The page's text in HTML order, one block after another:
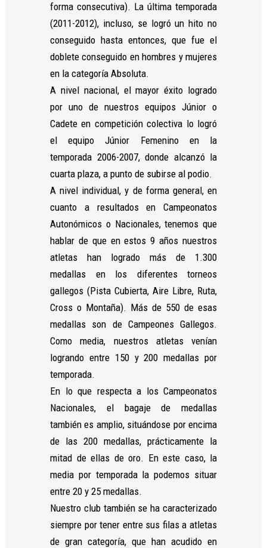
forma consecutiva). La última temporada
(2011-2012), incluso, se logró un hito no
conseguido hasta entonces, que fue el
doblete conseguido en hombres y mujeres
en la categoría Absoluta.
A nivel nacional, el mayor éxito logrado
por uno de nuestros equipos Júnior o
Cadete en competición colectiva lo logró
el equipo Júnior Femenino en la
temporada 2006-2007, donde alcanzó la
cuarta plaza, a punto de subirse al podio.
A nivel individual, y de forma general, en
cuanto a resultados en Campeonatos
Autonómicos o Nacionales, tenemos que
hablar de que en estos 9 años nuestros
atletas han logrado más de 1.300
medallas en los diferentes torneos
gallegos (Pista Cubierta, Aire Libre, Ruta,
Cross o Montaña). Más de 550 de esas
medallas son de Campeones Gallegos.
Como media, nuestros atletas venían
logrando entre 150 y 200 medallas por
temporada.
En lo que respecta a los Campeonatos
Nacionales, el bagaje de medallas
también es amplio, situándose por encima
de las 200 medallas, prácticamente la
mitad de ellas de oro. En este caso, la
media por temporada la podemos situar
entre 20 y 25 medallas.
Nuestro club también se ha caracterizado
siempre por tener entre sus filas a atletas
de gran categoría, que han acudido en